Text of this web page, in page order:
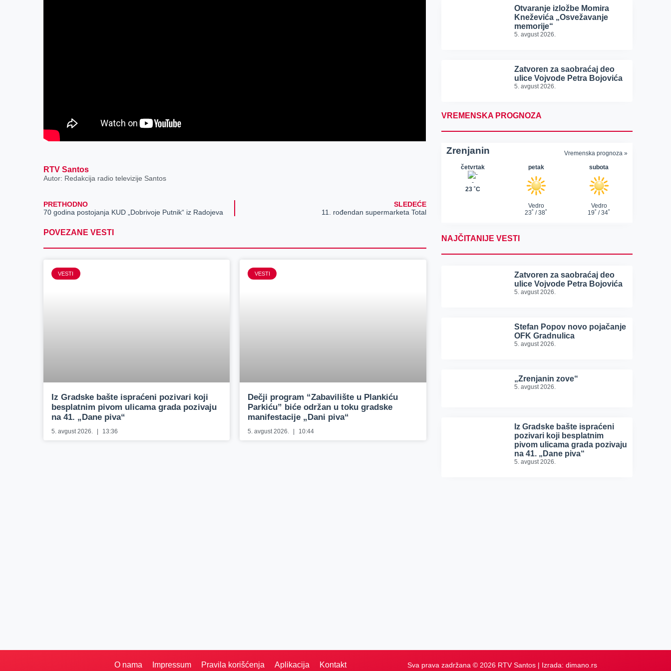
RTV Santos
Autor: Redakcija radio televizije Santos
PRETHODNO
70 godina postojanja KUD „Dobrivoje Putnik“ iz Radojeva
SLEDEĆE
11. rođendan supermarketa Total
POVEZANE VESTI
VESTI
Iz Gradske bašte ispraćeni pozivari koji
besplatnim pivom ulicama grada pozivaju
na 41. „Dane piva“
5. avgust 2026. 13:36
VESTI
Dečji program “Zabavilište u Plankiću
Parkiću” biće održan u toku gradske
manifestacije „Dani piva“
5. avgust 2026. 10:44
Otvaranje izložbe Momira
Kneževića „Osvežavanje
memorije“
5. avgust 2026.
Zatvoren za saobraćaj deo
ulice Vojvode Petra Bojovića
5. avgust 2026.
VREMENSKA PROGNOZA
NAJČITANIJE VESTI
Zatvoren za saobraćaj deo
ulice Vojvode Petra Bojovića
5. avgust 2026.
Stefan Popov novo pojačanje
OFK Gradnulica
5. avgust 2026.
„Zrenjanin zove“
5. avgust 2026.
Iz Gradske bašte ispraćeni
pozivari koji besplatnim
pivom ulicama grada pozivaju
na 41. „Dane piva“
5. avgust 2026.
O nama Impressum Pravila korišćenja Aplikacija Kontakt Sva prava zadržana © 2026 RTV Santos | Izrada: dimano.rs